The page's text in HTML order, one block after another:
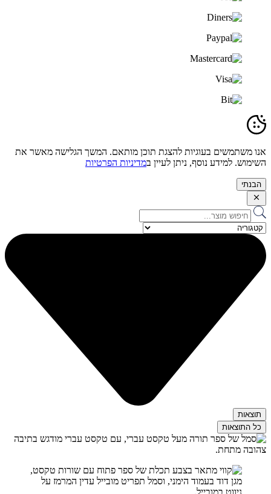
אנו משתמשים בעוגיות להצגת תוכן מותאם. המשך הגלישה מאשר את
השימוש. למידע נוסף, ניתן לעיין במדיניות הפרטיות
הבנתי
Search
...
תוצאות
כל התוצאות